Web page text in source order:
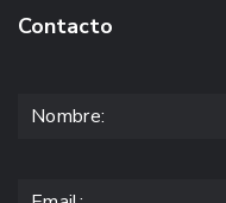
Contacto